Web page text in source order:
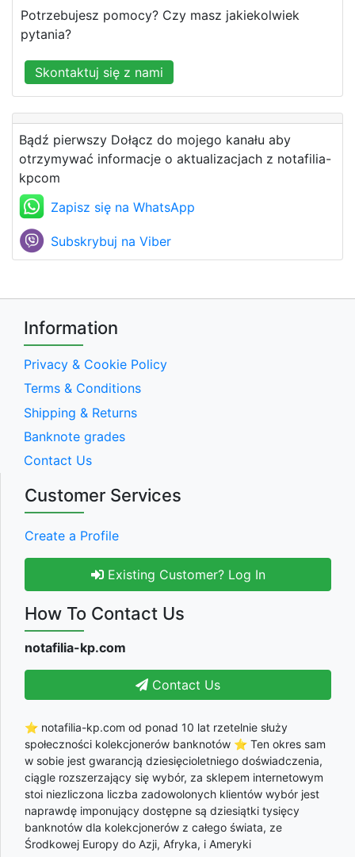
Potrzebujesz pomocy? Czy masz jakiekolwiek
pytania?
Skontaktuj się z nami
Bądź pierwszy Dołącz do mojego kanału aby
otrzymywać informacje o aktualizacjach z notafilia-
kpcom
Zapisz się na WhatsApp
Subskrybuj na Viber
Information
Privacy & Cookie Policy
Terms & Conditions
Shipping & Returns
Banknote grades
Contact Us
Customer Services
Create a Profile
Existing Customer? Log In
How To Contact Us
notafilia-kp.com
Contact Us
⭐ notafilia-kp.com od ponad 10 lat rzetelnie służy
społeczności kolekcjonerów banknotów ⭐ Ten okres sam
w sobie jest gwarancją dziesięcioletniego doświadczenia,
ciągle rozszerzający się wybór, za sklepem internetowym
stoi niezliczona liczba zadowolonych klientów wybór jest
naprawdę imponujący dostępne są dziesiątki tysięcy
banknotów dla kolekcjonerów z całego świata, ze
Środkowej Europy do Azji, Afryka, i Ameryki